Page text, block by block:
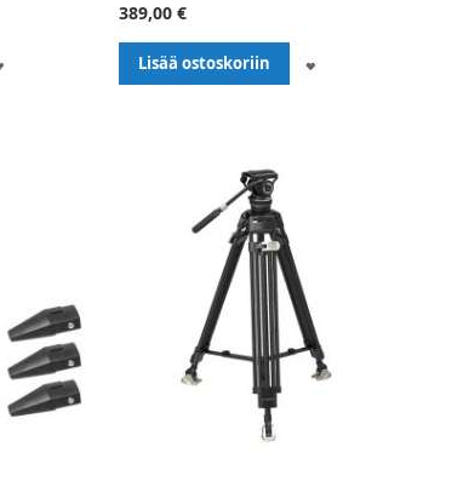
389,00 €
Lisää ostoskoriin